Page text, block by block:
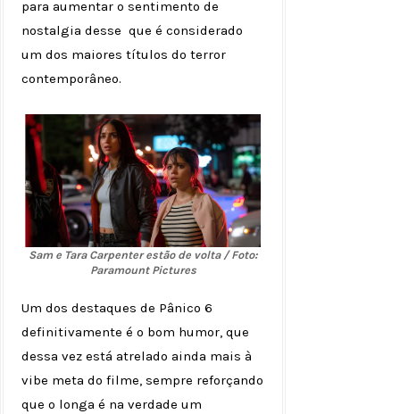
para aumentar o sentimento de
nostalgia desse que é considerado
um dos maiores títulos do terror
contemporâneo.
Sam e Tara Carpenter estão de volta / Foto:
Paramount Pictures
Um dos destaques de Pânico 6
definitivamente é o bom humor, que
dessa vez está atrelado ainda mais à
vibe meta do filme, sempre reforçando
que o longa é na verdade um